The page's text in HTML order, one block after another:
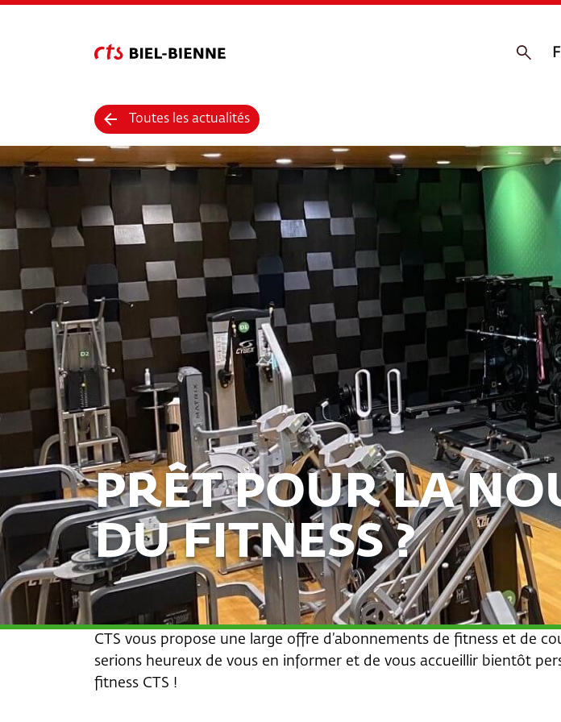
Toutes les actualités
PRÊT POUR LA
DU FITNESS ?
CTS vous propose une large offre d’abonnements de fitness et de
serions heureux de vous en informer et de vous accueillir bientôt
fitness CTS !